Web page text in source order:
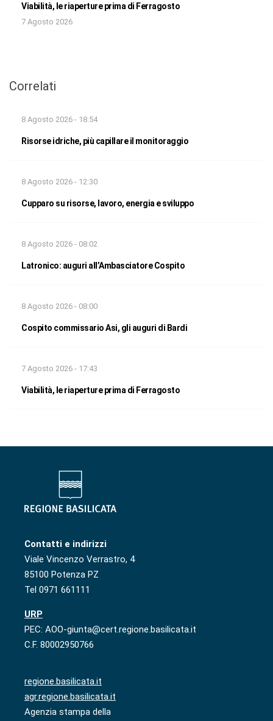
Viabilità, le riaperture prima di Ferragosto
7 Agosto 2026
Correlati
8 Agosto 2026 - 18:54
Risorse idriche, più capillare il monitoraggio
8 Agosto 2026 - 12:30
Cupparo su risorse, lavoro, energia e sviluppo
8 Agosto 2026 - 08:02
Latronico: auguri all’Ambasciatore Cospito
8 Agosto 2026 - 08:00
Cospito commissario Asi, gli auguri di Bardi
7 Agosto 2026 - 17:43
Viabilità, le riaperture prima di Ferragosto
Contatti e indirizzi
Viale Vincenzo Verrastro, 4
85100 Potenza PZ
Tel 0971 661111
URP
PEC: AOO-giunta@cert.regione.basilicata.it
C.F. 80002950766
regione.basilicata.it
agr.regione.basilicata.it
Agenzia stampa della